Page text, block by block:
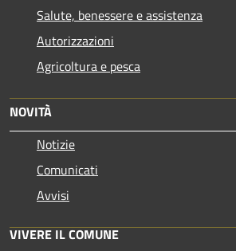
Salute, benessere e assistenza
Autorizzazioni
Agricoltura e pesca
NOVITÀ
Notizie
Comunicati
Avvisi
VIVERE IL COMUNE